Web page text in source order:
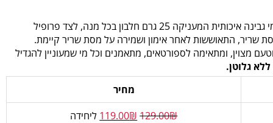
היא אבקת חלבון מי גבינה איכותית המעניקה 25 גרם חלבון בכל מנה, לצד פרופיל
שריר, התאוששות לאחר אימון ושמירה על מסת שריר קיימת.
ומתאימה לספורטאים, מתאמנים וכל מי שמעוניין להגדיל
ללא גלוטן.
מחיר
129.00₪
119.00₪
ליחידה